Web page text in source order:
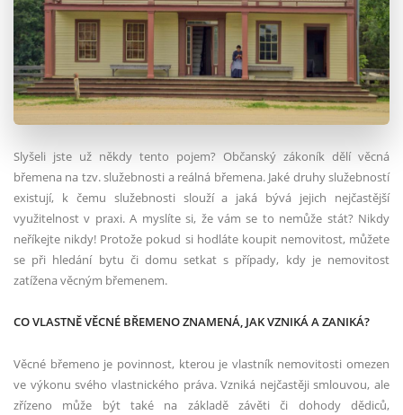
Slyšeli jste už někdy tento pojem? Občanský zákoník dělí věcná
břemena na tzv. služebnosti a reálná břemena. Jaké druhy služebností
existují, k čemu služebnosti slouží a jaká bývá jejich nejčastější
využitelnost v praxi. A myslíte si, že vám se to nemůže stát? Nikdy
neříkejte nikdy! Protože pokud si hodláte koupit nemovitost, můžete
se při hledání bytu či domu setkat s případy, kdy je nemovitost
zatížena věcným břemenem.
CO VLASTNĚ VĚCNÉ BŘEMENO ZNAMENÁ, JAK VZNIKÁ A ZANIKÁ?
Věcné břemeno je povinnost, kterou je vlastník nemovitosti omezen
ve výkonu svého vlastnického práva. Vzniká nejčastěji smlouvou, ale
zřízeno může být také na základě závěti či dohody dědiců,